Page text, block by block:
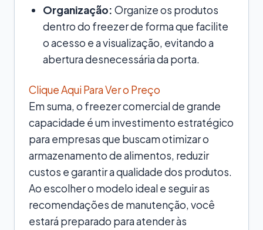
Organização: Organize os produtos
dentro do freezer de forma que facilite
o acesso e a visualização, evitando a
abertura desnecessária da porta.
Clique Aqui Para Ver o Preço
Em suma, o freezer comercial de grande
capacidade é um investimento estratégico
para empresas que buscam otimizar o
armazenamento de alimentos, reduzir
custos e garantir a qualidade dos produtos.
Ao escolher o modelo ideal e seguir as
recomendações de manutenção, você
estará preparado para atender às